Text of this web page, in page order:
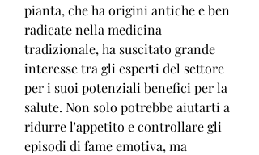
pianta, che ha origini antiche e ben
radicate nella medicina
tradizionale, ha suscitato grande
interesse tra gli esperti del settore
per i suoi potenziali benefici per la
salute. Non solo potrebbe aiutarti a
ridurre l'appetito e controllare gli
episodi di fame emotiva, ma